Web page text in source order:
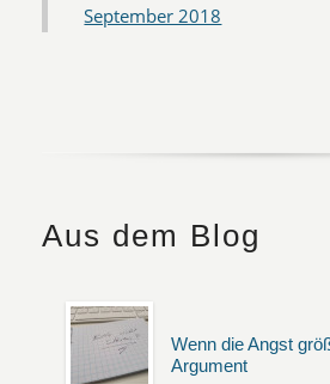
September 2018
Aus dem Blog
Wenn die Angst
Argument